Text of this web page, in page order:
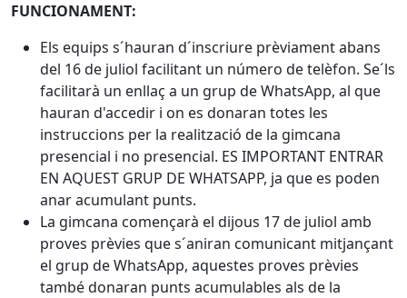
FUNCIONAMENT:
Els equips s´hauran d´inscriure prèviament abans
del 16 de juliol facilitant un número de telèfon. Se´ls
facilitarà un enllaç a un grup de WhatsApp, al que
hauran d'accedir i on es donaran totes les
instruccions per la realització de la gimcana
presencial i no presencial. ES IMPORTANT ENTRAR
EN AQUEST GRUP DE WHATSAPP, ja que es poden
anar acumulant punts.
La gimcana començarà el dijous 17 de juliol amb
proves prèvies que s´aniran comunicant mitjançant
el grup de WhatsApp, aquestes proves prèvies
també donaran punts acumulables als de la